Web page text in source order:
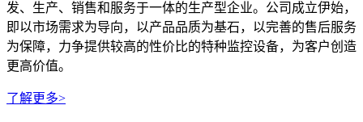
发、生产、销售和服务于一体的生产型企业。公司成立伊始，
即以市场需求为导向，以产品品质为基石，以完善的售后服务
为保障，力争提供较高的性价比的特种监控设备，为客户创造
更高价值。
了解更多>